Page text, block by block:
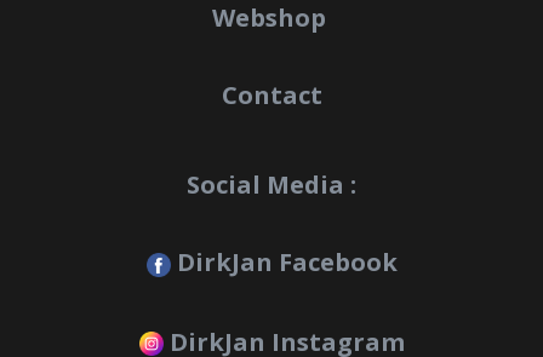
Webshop
Contact
Social Media :
DirkJan Facebook
DirkJan Instagram